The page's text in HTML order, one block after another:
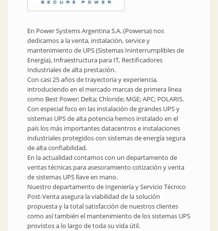
En Power Systems Argentina S.A. (Powersa) nos
dedicamos a la venta, instalación, service y
mantenimiento de UPS (Sistemas Ininterrumplibles de
Energía), Infraestructura para IT, Rectificadores
Industriales de alta prestación.
Con casi 25 años de trayectoria y experiencia,
introduciendo en el mercado marcas de primera línea
como Best Power; Delta; Chloride; MGE; APC; POLARIS.
Con especial foco en las instalación de grandes UPS y
sistemas UPS de alta potencia hemos instalado en el
país los más importantes datacentros e instalaciones
industriales protegidos con sistemas de energía segura
de alta confiabilidad.
En la actualidad contamos con un departamento de
ventas técnicas para asesoramiento cotización y venta
de sistemas UPS llave en mano.
Nuestro departamento de Ingeniería y Servicio Técnico
Post-Venta asegura la viabilidad de la solución
propuesta y la total satisfacción de nuestros clientes
como así también el mantenimiento de los sistemas UPS
provistos a lo largo de toda su vida útil.